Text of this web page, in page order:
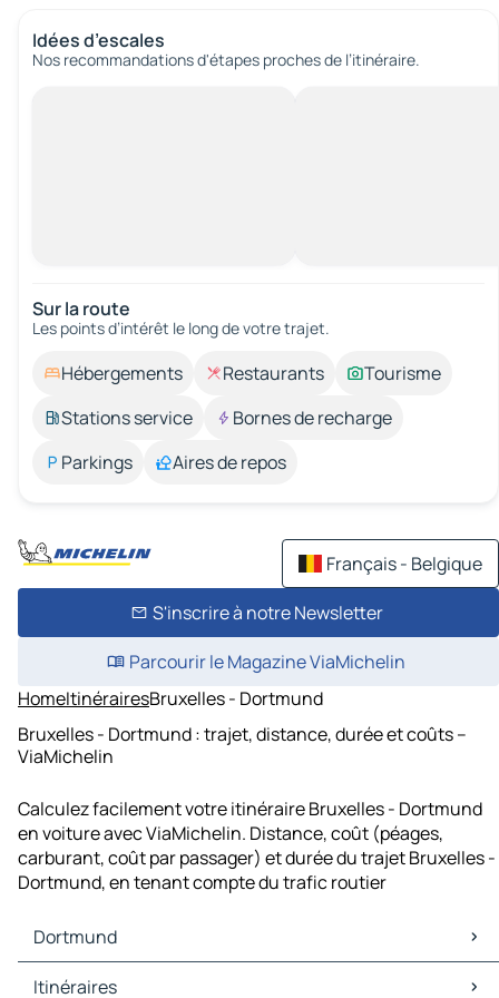
Idées d’escales
Nos recommandations d'étapes proches de l’itinéraire.
Sur la route
Les points d’intérêt le long de votre trajet.
Hébergements Restaurants
Tourisme
Stations service
Bornes de recharge
Parkings
Aires de repos
Français - Belgique
S'inscrire à notre Newsletter
Parcourir le Magazine ViaMichelin
HomeItinérairesBruxelles - Dortmund
Bruxelles - Dortmund : trajet, distance, durée et coûts –
ViaMichelin
Calculez facilement votre itinéraire Bruxelles - Dortmund
en voiture avec ViaMichelin. Distance, coût (péages,
carburant, coût par passager) et durée du trajet Bruxelles -
Dortmund, en tenant compte du trafic routier
Dortmund
Dortmund Cartes et plans
Itinéraires